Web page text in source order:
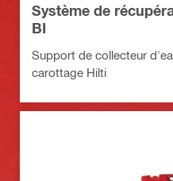
Système de
BI
Support de collecteur
carottage Hilti